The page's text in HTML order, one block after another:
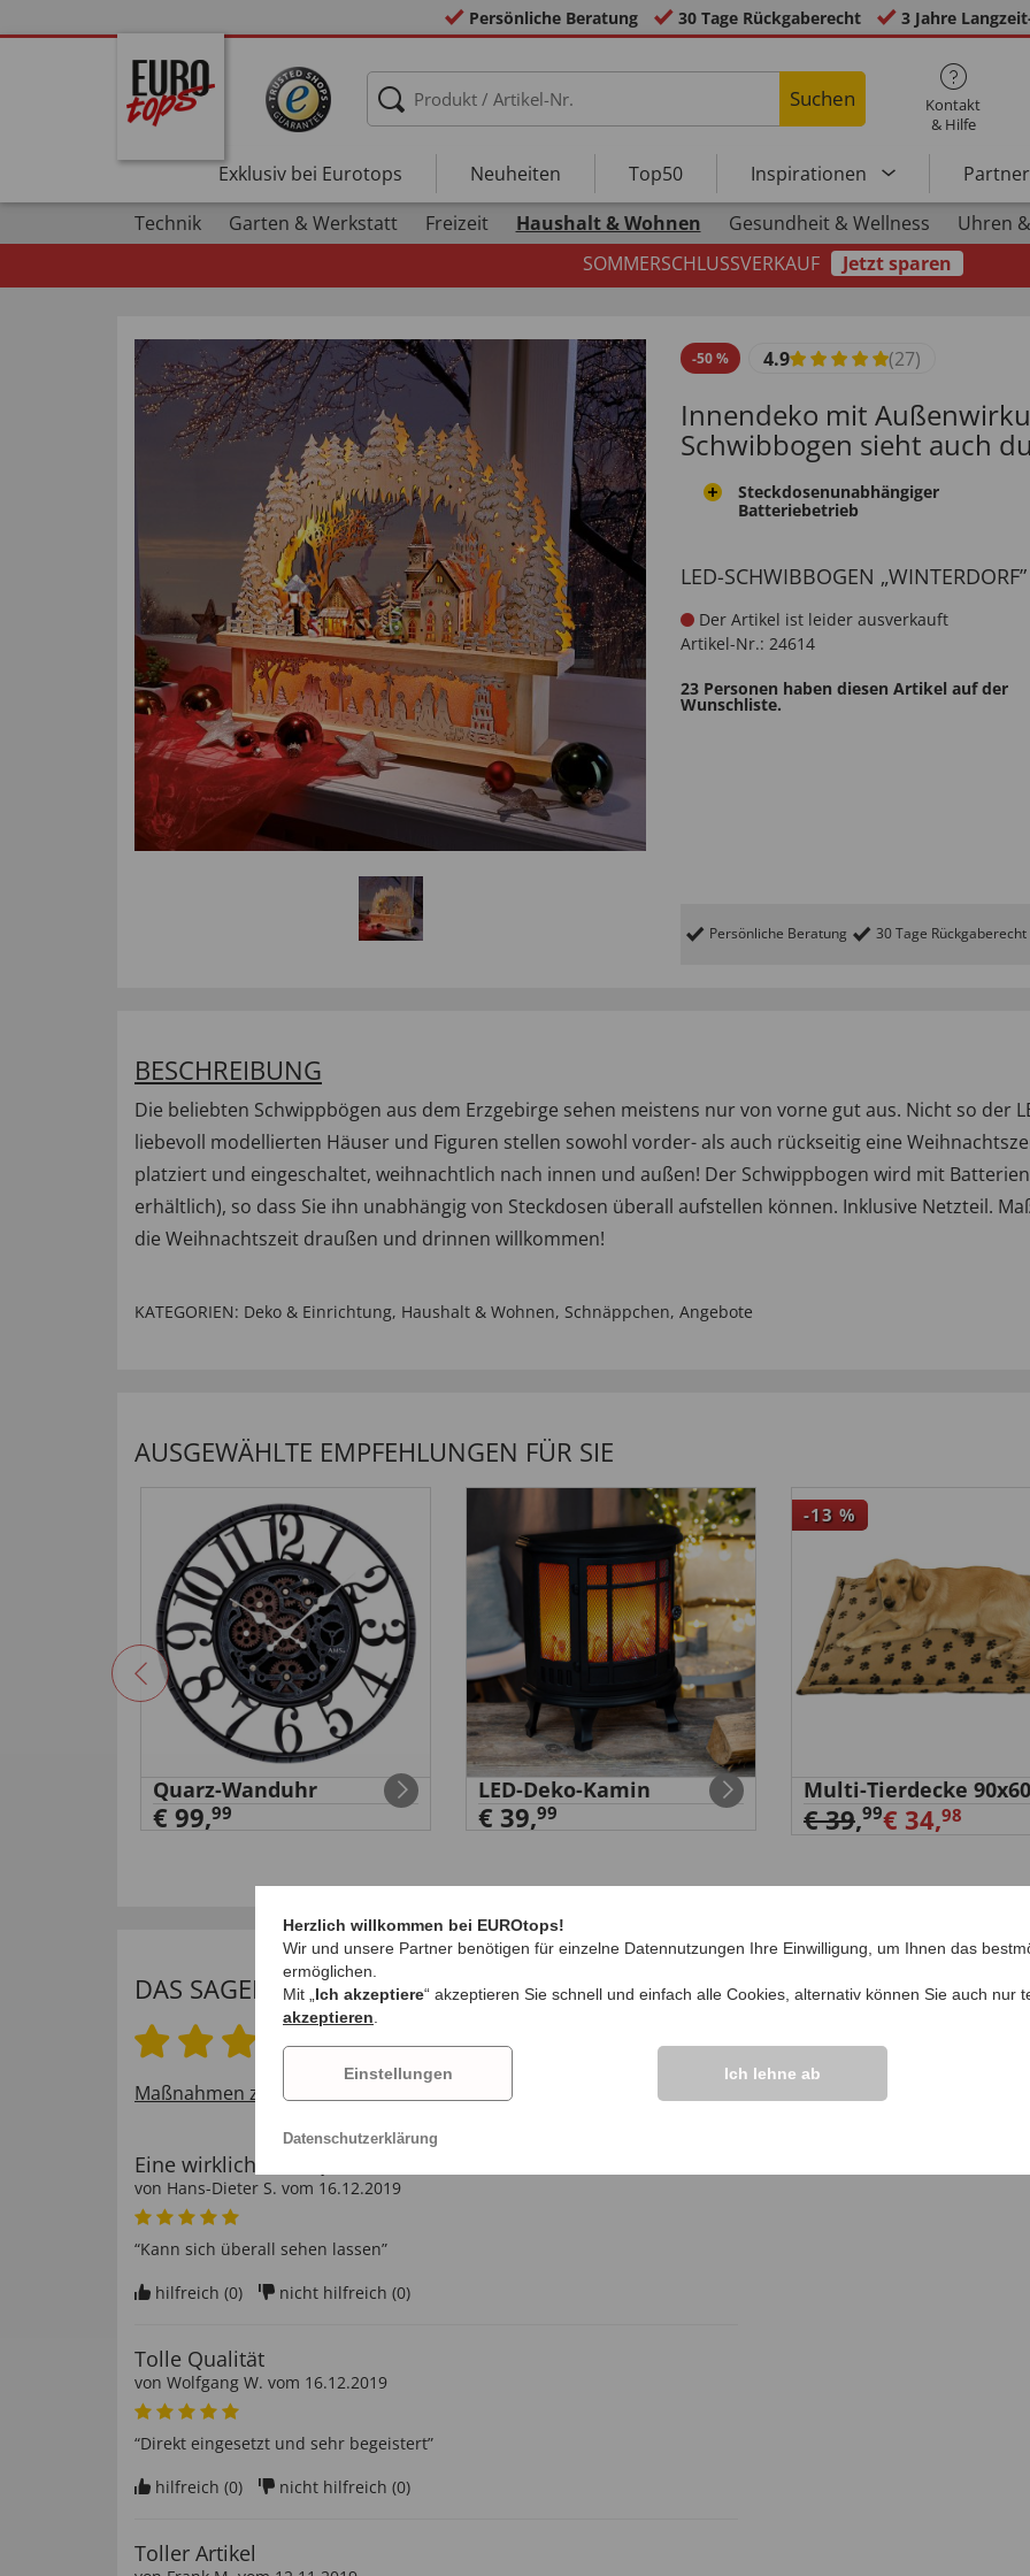
Persönliche Beratung 30 Tage Rückgaberecht 3 Jahre
Suchen
Kontakt
& Hilfe
Exklusiv bei Eurotops Neuheiten Top50 Inspirationen
Technik
Garten & Werkstatt Freizeit Haushalt & Wohnen Gesundheit & Wellness Uhren
SOMMERSCHLUSSVERKAUF
Jetzt sparen
-50% 4.9 (27)
Innendeko mit
Schwibbogen sieht auch
Steckdosenunabhängiger
Batteriebetrieb
LED-SCHWIBBOGEN „WINTERDORF”
Der Artikel ist leider ausverkauft
Artikel-Nr.: 24614
23 Personen haben diesen Artikel auf der
Wunschliste.
Persönliche Beratung 30 Tage Rückgaberecht
BESCHREIBUNG
Die beliebten Schwippbögen aus dem Erzgebirge sehen meistens nur von vorne gut aus. Nicht so der
liebevoll modellierten Häuser und Figuren stellen sowohl vorder- als auch rückseitig eine
platziert und eingeschaltet, weihnachtlich nach innen und außen! Der Schwippbogen wird mit
erhältlich), so dass Sie ihn unabhängig von Steckdosen überall aufstellen können. Inklusive Netzteil.
die Weihnachtszeit draußen und drinnen willkommen!
KATEGORIEN: Deko & Einrichtung, Haushalt & Wohnen, Schnäppchen, Angebote
AUSGEWÄHLTE EMPFEHLUNGEN FÜR SIE
Quarz-Wanduhr
€ 99,99
LED-Deko-Kamin
€ 39,99
-13 %
Multi-Tierdecke
€ 39,99€ 34,98
DAS SAGEN UNSERE KUNDEN
4.9 von 5 Sternen
Maßnahmen zur Verifizierung von Bewertungen >>
Eine wirklich tolle Qualität zu einem attraktiven Preis
von Hans-Dieter S. vom 16.12.2019
“Kann sich überall sehen lassen”
hilfreich (0) nicht hilfreich (0)
Tolle Qualität
von Wolfgang W. vom 16.12.2019
“Direkt eingesetzt und sehr begeistert”
hilfreich (0) nicht hilfreich (0)
Toller Artikel
IHRE FRAGEN
Frage stellen
Herzlich willkommen bei EUROtops!
Wir und unsere Partner benötigen für einzelne Datennutzungen Ihre Einwilligung, um Ihnen das
ermöglichen.
Mit „ Ich akzeptiere“ akzeptieren Sie schnell und einfach alle Cookies, alternativ können Sie auch nur
akzeptieren
Einstellungen Ich lehne ab
Datenschutzerklärung